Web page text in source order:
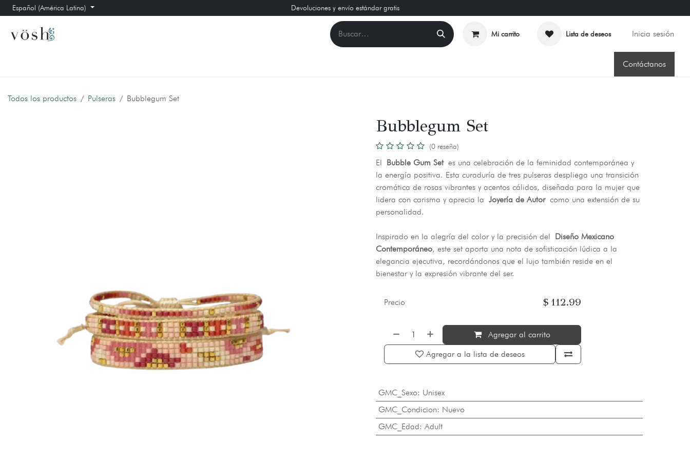
Ir al contenido
Español (América Latina) Devoluciones y envío estándar gratis
Mi carrito Lista de deseos Inicia sesión
Contáctanos
Todos los productos Pulseras Bubblegum Set
Bubblegum Set
(0 reseña)
El Bubble Gum Setes una celebración de la feminidad contemporánea y
la energía positiva. Esta curaduría de tres pulseras despliega una transición
cromática de rosas vibrantes y acentos cálidos, diseñada para la mujer que
lidera con carisma y aprecia la Joyería de Autorcomo una extensión de su
personalidad.
Inspirado en la alegría del color y la precisión del Diseño Mexicano
Contemporáneo, este set aporta una nota de sofisticación lúdica a la
elegancia ejecutiva, recordándonos que el lujo también reside en el
bienestar y la expresión vibrante del ser.
Agregar al carrito
Agregar a la lista de deseos
Precio $ 112.99
GMC_Sexo: Unisex
GMC_Condicion: Nuevo
GMC_Edad: Adult